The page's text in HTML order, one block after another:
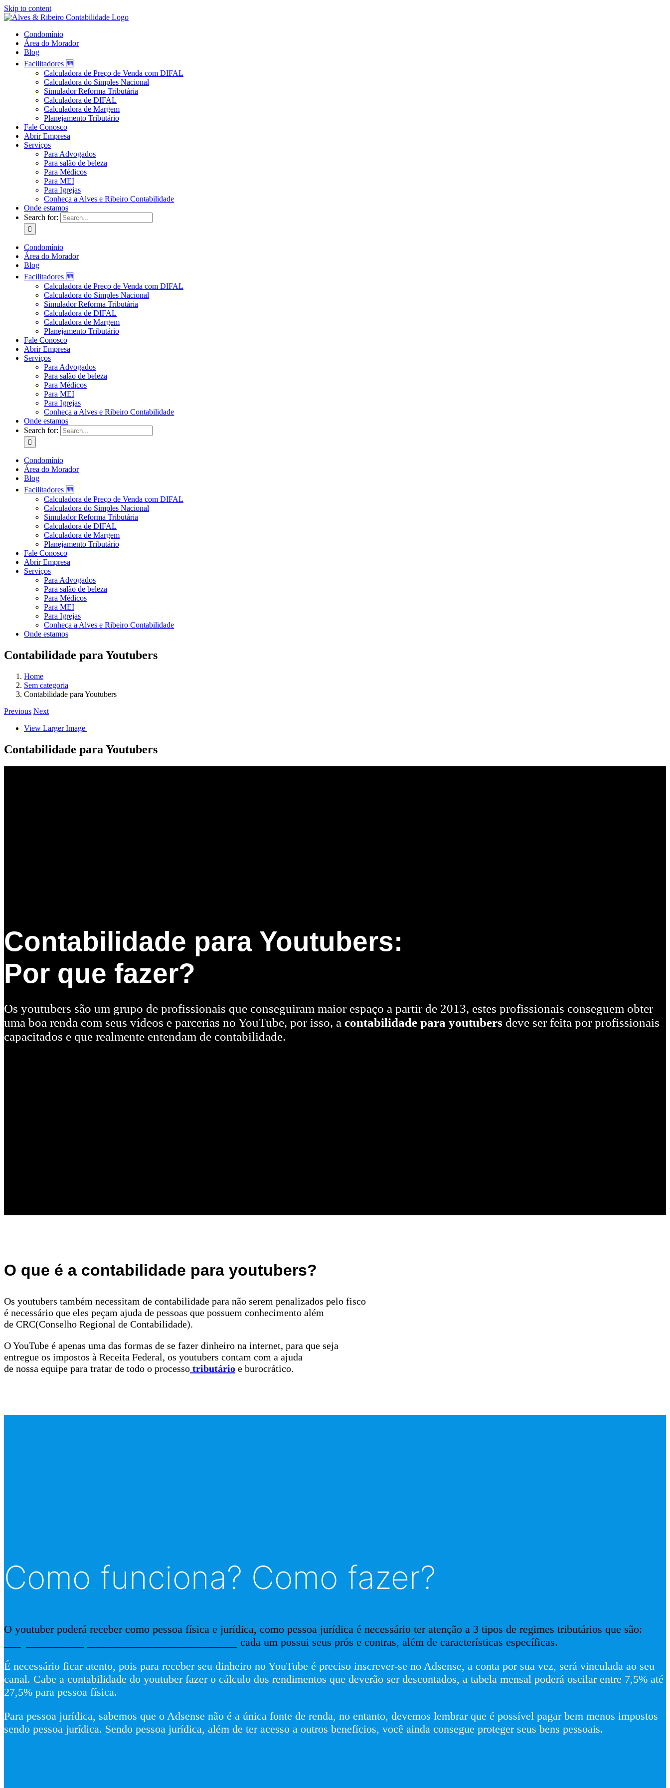
Skip to content
Condomínio
Área do Morador
Blog
Facilitadores 🆕
Calculadora de Preço de Venda com DIFAL
Calculadora do Simples Nacional
Simulador Reforma Tributária
Calculadora de DIFAL
Calculadora de Margem
Planejamento Tributário
Fale Conosco
Abrir Empresa
Serviços
Para Advogados
Para salão de beleza
Para Médicos
Para MEI
Para Igrejas
Conheça a Alves e Ribeiro Contabilidade
Onde estamos
Search for:
Condomínio
Área do Morador
Blog
Facilitadores 🆕
Calculadora de Preço de Venda com DIFAL
Calculadora do Simples Nacional
Simulador Reforma Tributária
Calculadora de DIFAL
Calculadora de Margem
Planejamento Tributário
Fale Conosco
Abrir Empresa
Serviços
Para Advogados
Para salão de beleza
Para Médicos
Para MEI
Para Igrejas
Conheça a Alves e Ribeiro Contabilidade
Onde estamos
Search for:
Condomínio
Área do Morador
Blog
Facilitadores 🆕
Calculadora de Preço de Venda com DIFAL
Calculadora do Simples Nacional
Simulador Reforma Tributária
Calculadora de DIFAL
Calculadora de Margem
Planejamento Tributário
Fale Conosco
Abrir Empresa
Serviços
Para Advogados
Para salão de beleza
Para Médicos
Para MEI
Para Igrejas
Conheça a Alves e Ribeiro Contabilidade
Onde estamos
Contabilidade para Youtubers
Home
Sem categoria
Contabilidade para Youtubers
Previous Next
View Larger Image
Contabilidade para Youtubers
Contabilidade para Youtubers:
Por que fazer?
Os youtubers são um grupo de profissionais que conseguiram maior espaço a partir de 2013, estes profissionais conseguem obter
uma boa renda com seus vídeos e parcerias no YouTube, por isso, a contabilidade para youtubers deve ser feita por profissionais
capacitados e que realmente entendam de contabilidade.
O que é a contabilidade para youtubers?
Os youtubers também necessitam de contabilidade para não serem penalizados pelo fisco
é necessário que eles peçam ajuda de pessoas que possuem conhecimento além
de CRC(Conselho Regional de Contabilidade).
O YouTube é apenas uma das formas de se fazer dinheiro na internet, para que seja
entregue os impostos à Receita Federal, os youtubers contam com a ajuda
de nossa equipe para tratar de todo o processo tributário e burocrático.
Como funciona? Como fazer?
O youtuber poderá receber como pessoa física e jurídica, como pessoa jurídica é necessário ter atenção a 3 tipos de regimes tributários que são:
cada um possui seus prós e contras, além de características específicas.
É necessário ficar atento, pois para receber seu dinheiro no YouTube é preciso inscrever-se no Adsense, a conta por sua vez, será vinculada ao seu
canal. Cabe a contabilidade do youtuber fazer o cálculo dos rendimentos que deverão ser descontados, a tabela mensal poderá oscilar entre 7,5% até
27,5% para pessoa física.
Para pessoa jurídica, sabemos que o Adsense não é a única fonte de renda, no entanto, devemos lembrar que é possível pagar bem menos impostos
sendo pessoa jurídica. Sendo pessoa jurídica, além de ter acesso a outros benefícios, você ainda consegue proteger seus bens pessoais.